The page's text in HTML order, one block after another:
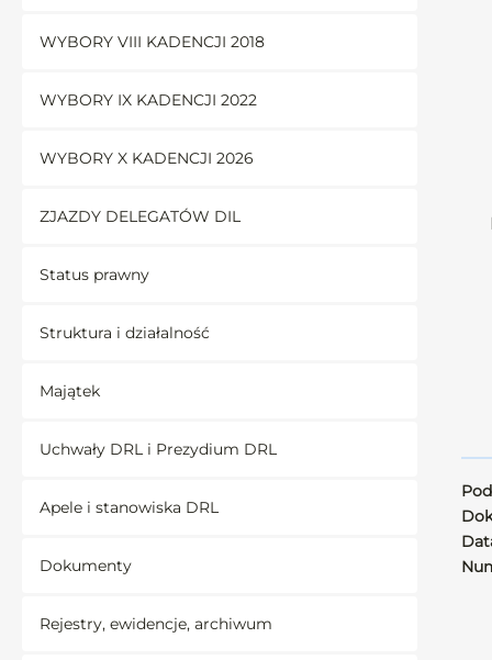
WYBORY VIII KADENCJI 2018
WYBORY IX KADENCJI 2022
WYBORY X KADENCJI 2026
ZJAZDY DELEGATÓW DIL
Status prawny
Struktura i działalność
Majątek
Uchwały DRL i Prezydium DRL
Apele i stanowiska DRL
Dokumenty
Rejestry, ewidencje, archiwum